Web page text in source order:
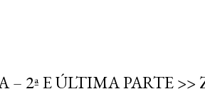
– 2ª E ÚLTIMA PARTE >>